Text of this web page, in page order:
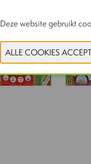
Deze website gebruikt